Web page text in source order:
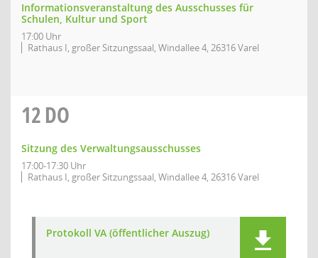
Informationsveranstaltung des Ausschusses für
Schulen, Kultur und Sport
17:00 Uhr
Rathaus I, großer Sitzungssaal, Windallee 4, 26316 Varel
12DO
Sitzung des Verwaltungsausschusses
17:00-17:30 Uhr
Rathaus I, großer Sitzungssaal, Windallee 4, 26316 Varel
Protokoll VA (öffentlicher Auszug)